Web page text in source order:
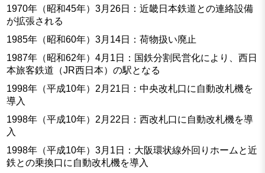
1970年（昭和45年）3月26日：近畿日本鉄道との連絡設備
が拡張される
1985年（昭和60年）3月14日：荷物扱い廃止
1987年（昭和62年）4月1日：国鉄分割民営化により、西日
本旅客鉄道（JR西日本）の駅となる
1998年（平成10年）2月21日：中央改札口に自動改札機を
導入
1998年（平成10年）2月22日：西改札口に自動改札機を導
入
1998年（平成10年）3月1日：大阪環状線外回りホームと近
鉄との乗換口に自動改札機を導入